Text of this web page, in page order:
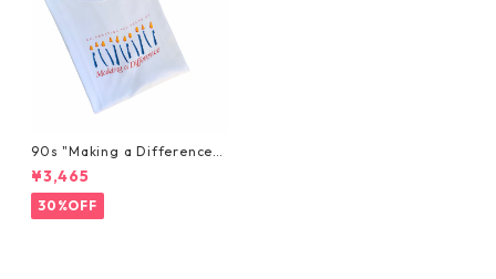
90s "Making a Difference"
TEE
¥3,465
30%OFF